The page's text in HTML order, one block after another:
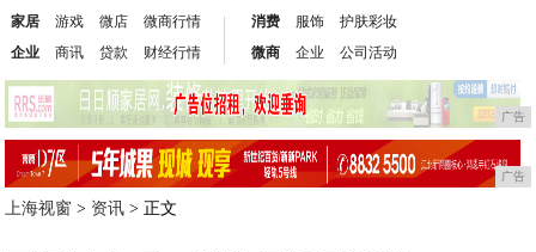
家居
企业
游戏
商讯
微店
贷款
微商行情
财经行情
消费
微商
服饰
企业
护肤彩妆
公司活动
广告
广告
上海视窗 > 资讯 > 正文